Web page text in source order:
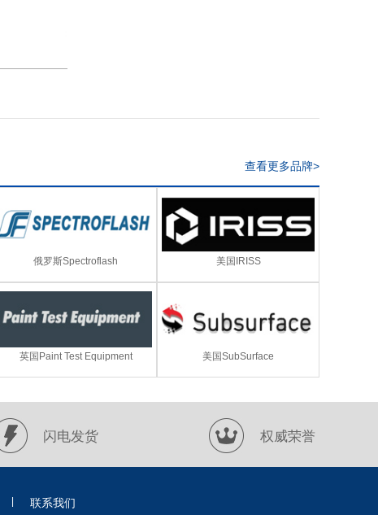
查看更多品牌>
俄罗斯Spectroflash 美国IRISS
英国Paint Test Equipment 美国SubSurface
闪电发货 权威荣誉
联系我们